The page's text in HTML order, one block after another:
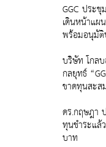
GGC ประ
เดินหน้าแผ
พร้อมอนุมัติ
บริษัท โกล
กลยุทธ์
ขาดทุนสะส
ดร.กฤษฎา
ทุนชำระแล้
บาท